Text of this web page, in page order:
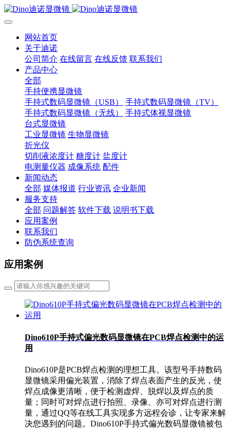
网站首页
关于迪诺
公司简介 在线留言 在线反馈 联系我们
产品中心
全部
手持便携显微镜
手持式数码显微镜（USB）
手持式数码显微镜（TV）
手持式数码显微镜（无线）
手持式体视显微镜
台式显微镜
工业显微镜 生物显微镜
折光仪
切削液浓度计 糖度计 盐度计
电测量仪器 成像系统 配件
新闻动态
全部 媒体报道 行业资讯 企业新闻
服务支持
全部 问题解答 软件下载 说明书下载
应用案例
联系我们
防伪系统查询
应用案例
Dino610P手持式偏光数码显微镜在PCB焊点检测中的运
用
Dino610P是PCB焊点检测的理想工具。该型号手持数码
显微镜采用偏光装置，消除了焊点表面产生的反光，使
焊点成像更清晰，便于检测虚焊、脱焊以及焊点的质
量；同时可对焊点进行拍照、录像、亦可对焊点进行测
量，通过QQ等在线工具实现多方远程会诊，让专家来解
决您遇到的问题。Dino610P手持式偏光数码显微镜被包